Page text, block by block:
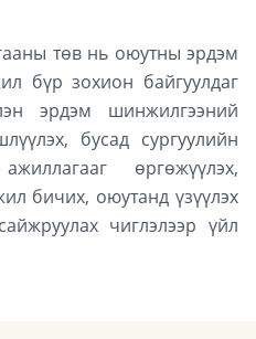
төв нь оюутны эрдэм
бүр зохион байгуулдаг
эрдэм шинжилгээний
бусад сургуулийн
өргөжүүлэх,
бичих, оюутанд үзүүлэх
чиглэлээр үйл